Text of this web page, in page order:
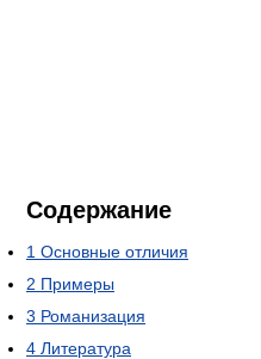
Содержание
1 Основные отличия
2 Примеры
3 Романизация
4 Литература